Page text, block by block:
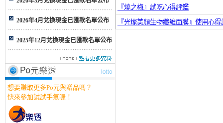
2026年4月兌換現金已匯款名單公布
2025年12月兌換現金已匯款名單公布
想要賺取更多Po元與贈品嗎？
快來參加試試手氣喔！
『燒之梅』試吃心得評鑑
『光燦美顏生物纖維面膜』使用心得